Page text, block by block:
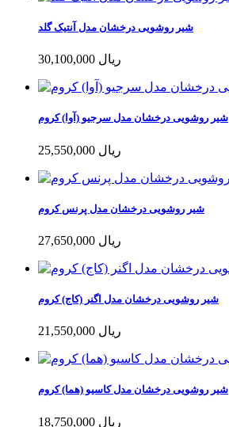
شیر روشویی درخشان مدل آنتیک گلد
30,100,000 ریال
شیر روشویی درخشان مدل سرجیو (آوا) کروم
25,550,000 ریال
شیر روشویی درخشان مدل پرنس کروم
27,650,000 ریال
شیر روشویی درخشان مدل اگنر (کاج) کروم
21,550,000 ریال
شیر روشویی درخشان مدل کاسیو (هما) کروم
18,750,000 ریال